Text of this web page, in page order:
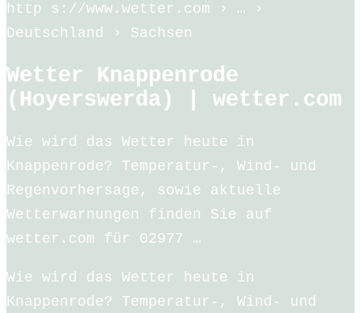
http s://www.wetter.com › … ›
Deutschland › Sachsen
Wetter Knappenrode
(Hoyerswerda) | wetter.com
Wie wird das Wetter heute in
Knappenrode? Temperatur-, Wind- und
Regenvorhersage, sowie aktuelle
Wetterwarnungen finden Sie auf
wetter.com für 02977 …
Wie wird das Wetter heute in
Knappenrode? Temperatur-, Wind- und